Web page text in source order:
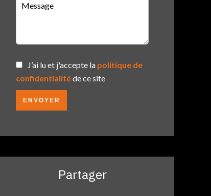
J’ai lu et j'accepte la politique de
confidentialitéde ce site
ENVOYER
Partager